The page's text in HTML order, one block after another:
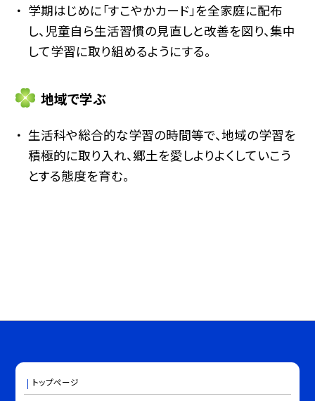
学期はじめに「すこやかカード」を全家庭に配布
し、児童自ら生活習慣の見直しと改善を図り、集中
して学習に取り組めるようにする。
地域で学ぶ
生活科や総合的な学習の時間等で、地域の学習を
積極的に取り入れ、郷土を愛しよりよくしていこう
とする態度を育む。
トップページ